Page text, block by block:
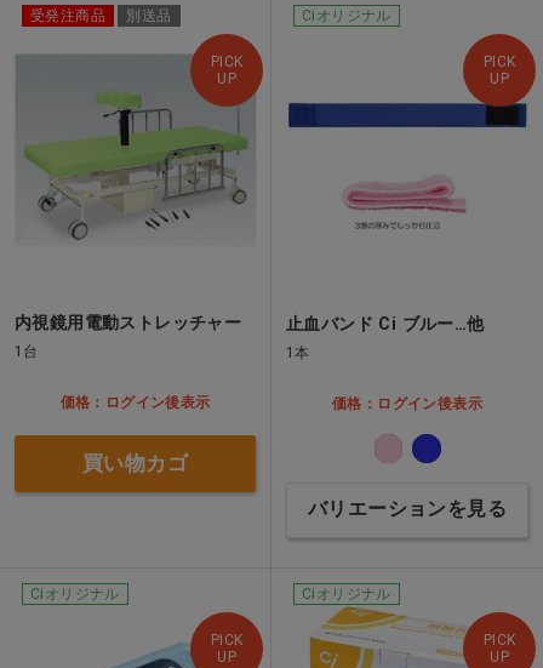
PICK
UP
受発注商品 別送品
内視鏡用電動ストレッチャー
1台
価格：ログイン後表示
買い物カゴ
PICK
UP
Ciオリジナル
止血バンド Ci ブルー…他
1本
価格：ログイン後表示
バリエーションを見る
PICK
UP
Ciオリジナル
PICK
UP
Ciオリジナル